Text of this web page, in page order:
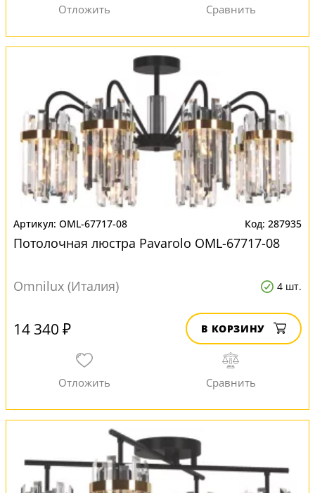
OML-67717-08 287935
Потолочная люстра Pavarolo OML-67717-08
Omnilux (Италия) 4 шт.
14 340 ₽ В КОРЗИНУ